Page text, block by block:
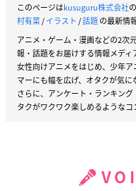
このページはkusuguru株式会社
村有菜/イラスト /話題の最新情
アニメ・ゲーム・漫画などの2次
報・話題をお届けする情報メディ
女性向けアニメをはじめ、少年
マーにも幅を広げ、オタクが気に
さらに、アンケート・ランキン
タクがワクワク楽しめるようなコ